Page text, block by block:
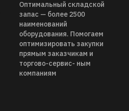
Оптимальный складской
запас — более 2500
наименований
оборудования. Помогаем
оптимизировать закупки
прямым заказчикам и
торгово-сервис- ным
компаниям